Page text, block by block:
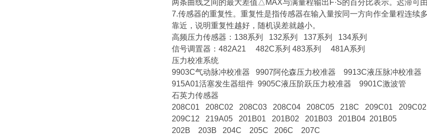
两条曲线之间的最大差值△MAX与满量程输出F·S的百分比表示。迟滞可
7.传感器的重复性。重复性是指传感器在输入量按同一方向作全量程连续
靠近，说明重复性越好，随机误差就越小。
高频压力传感器：138系列 132系列 137系列 134系列
信号调置器：482A21 482C系列 483系列 481A系列
压力校准系统
9903C气动脉冲校准器 9907阿伦森压力校准器 9913C液压脉冲校准器
915A01活塞发生器组件 9905C液压阶跃压力校准器 9901C激波管
石英力传感器
208C01 208C02 208C03 208C04 208C05 218C 209C01 209C02
209C12 219A05 201B01 201B02 201B03 201B04 201B05
202B 203B 204C 205C 206C 207C